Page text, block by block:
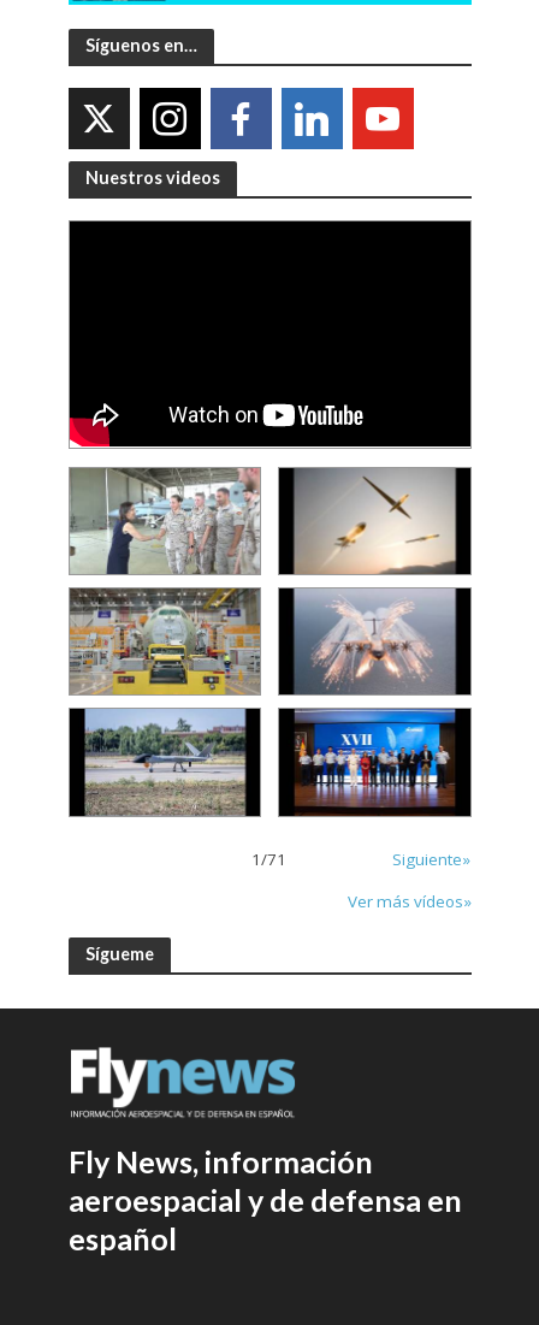
Síguenos en…
Nuestros videos
1/71
Siguiente»
Ver más vídeos»
Sígueme
Fly News, información
aeroespacial y de defensa en
español